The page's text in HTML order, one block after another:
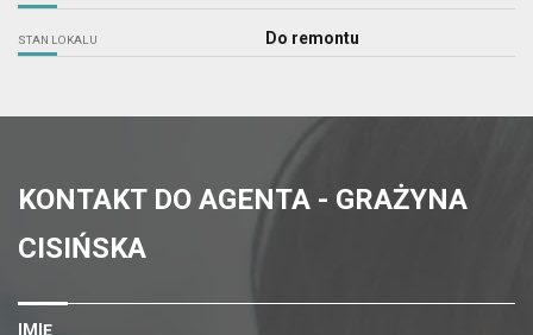
STAN LOKALU Do remontu
KONTAKT DO AGENTA - GRAŻYNA
CISIŃSKA
IMIĘ